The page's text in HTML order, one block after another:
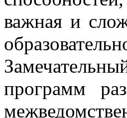
важная и
программ